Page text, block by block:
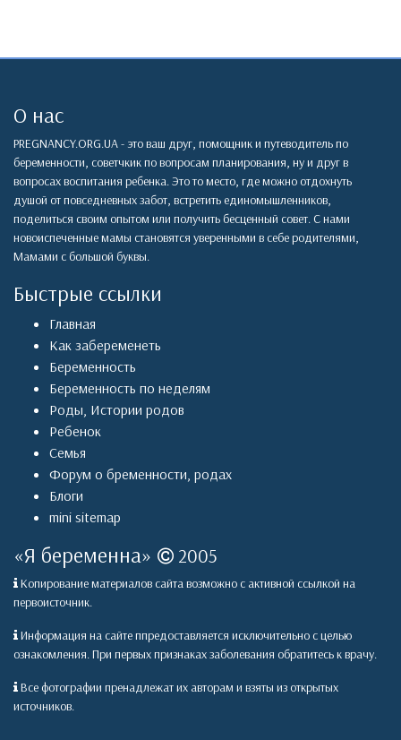
О нас
PREGNANCY.ORG.UA - это ваш друг, помощник и путеводитель по
беременности, советчкик по вопросам планирования, ну и друг в
вопросах воспитания ребенка. Это то место, где можно отдохнуть
душой от повседневных забот, встретить единомышленников,
поделиться своим опытом или получить бесценный совет. С нами
новоиспеченные мамы становятся уверенными в себе родителями,
Мамами с большой буквы.
Быстрые ссылки
Главная
Как забеременеть
Беременность
Беременность по неделям
Роды, Истории родов
Ребенок
Семья
Форум о бременности, родах
Блоги
mini sitemap
«Я беременна» 2005
Копирование материалов сайта возможно с активной ссылкой на
первоисточник.
Информация на сайте ппредоставляется исключительно с целью
ознакомления. При первых признаках заболевания обратитесь к врачу.
Все фотографии пренадлежат их авторам и взяты из открытых
источников.